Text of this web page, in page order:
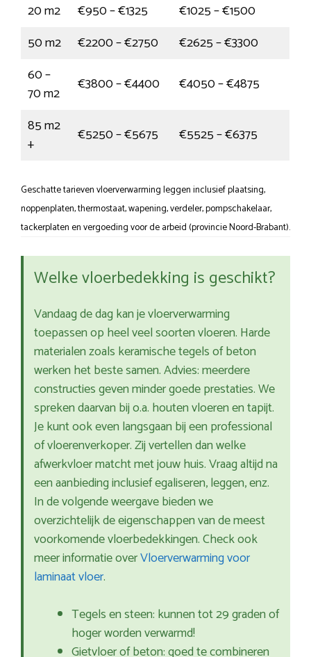
20 m2
€950 – €1325
€1025 – €1500
50 m2
€2200 – €2750
€2625 – €3300
60 –
70 m2
€3800 – €4400
€4050 – €4875
85 m2
+
€5250 – €5675 €5525 – €6375
Geschatte tarieven vloerverwarming leggen inclusief plaatsing,
noppenplaten, thermostaat, wapening, verdeler, pompschakelaar,
tackerplaten en vergoeding voor de arbeid (provincie Noord-Brabant).
Welke vloerbedekking is geschikt?
Vandaag de dag kan je vloerverwarming
toepassen op heel veel soorten vloeren. Harde
materialen zoals keramische tegels of beton
werken het beste samen. Advies: meerdere
constructies geven minder goede prestaties. We
spreken daarvan bij o.a. houten vloeren en tapijt.
Je kunt ook even langsgaan bij een professional
of vloerenverkoper. Zij vertellen dan welke
afwerkvloer matcht met jouw huis. Vraag altijd na
een aanbieding inclusief egaliseren, leggen, enz.
In de volgende weergave bieden we
overzichtelijk de eigenschappen van de meest
voorkomende vloerbedekkingen. Check ook
meer informatie overVloerverwarming voor
laminaat vloer.
Tegels en steen: kunnen tot 29 graden of
hoger worden verwarmd!
Gietvloer of beton: goed te combineren